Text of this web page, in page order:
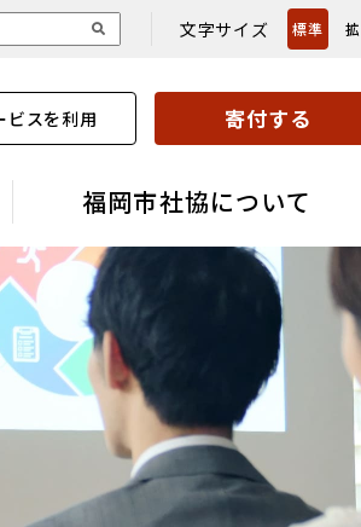
文字サイズ 標準
ビスを利用 寄付する
福岡市社協について